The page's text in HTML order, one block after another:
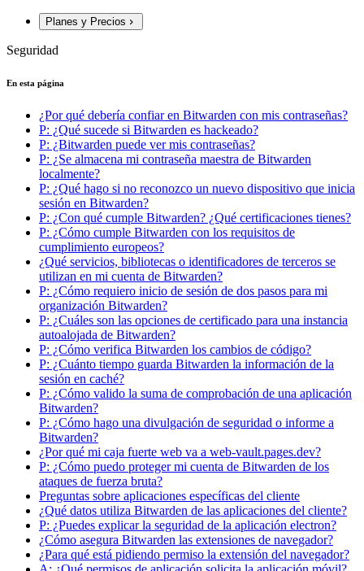
Planes y Precios
Seguridad
En esta página
¿Por qué debería confiar en Bitwarden con mis contraseñas?
P: ¿Qué sucede si Bitwarden es hackeado?
P: ¿Bitwarden puede ver mis contraseñas?
P: ¿Se almacena mi contraseña maestra de Bitwarden
localmente?
P: ¿Qué hago si no reconozco un nuevo dispositivo que inicia
sesión en Bitwarden?
P: ¿Con qué cumple Bitwarden? ¿Qué certificaciones tienes?
P: ¿Cómo cumple Bitwarden con los requisitos de
cumplimiento europeos?
¿Qué servicios, bibliotecas o identificadores de terceros se
utilizan en mi cuenta de Bitwarden?
P: ¿Cómo requiero inicio de sesión de dos pasos para mi
organización Bitwarden?
P: ¿Cuáles son las opciones de certificado para una instancia
autoalojada de Bitwarden?
P: ¿Cómo verifica Bitwarden los cambios de código?
P: ¿Cuánto tiempo guarda Bitwarden la información de la
sesión en caché?
P: ¿Cómo valido la suma de comprobación de una aplicación
Bitwarden?
P: ¿Cómo hago una divulgación de seguridad o informe a
Bitwarden?
¿Por qué mi caja fuerte web va a web-vault.pages.dev?
P: ¿Cómo puedo proteger mi cuenta de Bitwarden de los
ataques de fuerza bruta?
Preguntas sobre aplicaciones específicas del cliente
¿Qué datos utiliza Bitwarden de las aplicaciones del cliente?
P: ¿Puedes explicar la seguridad de la aplicación electron?
¿Cómo asegura Bitwarden las extensiones de navegador?
¿Para qué está pidiendo permiso la extensión del navegador?